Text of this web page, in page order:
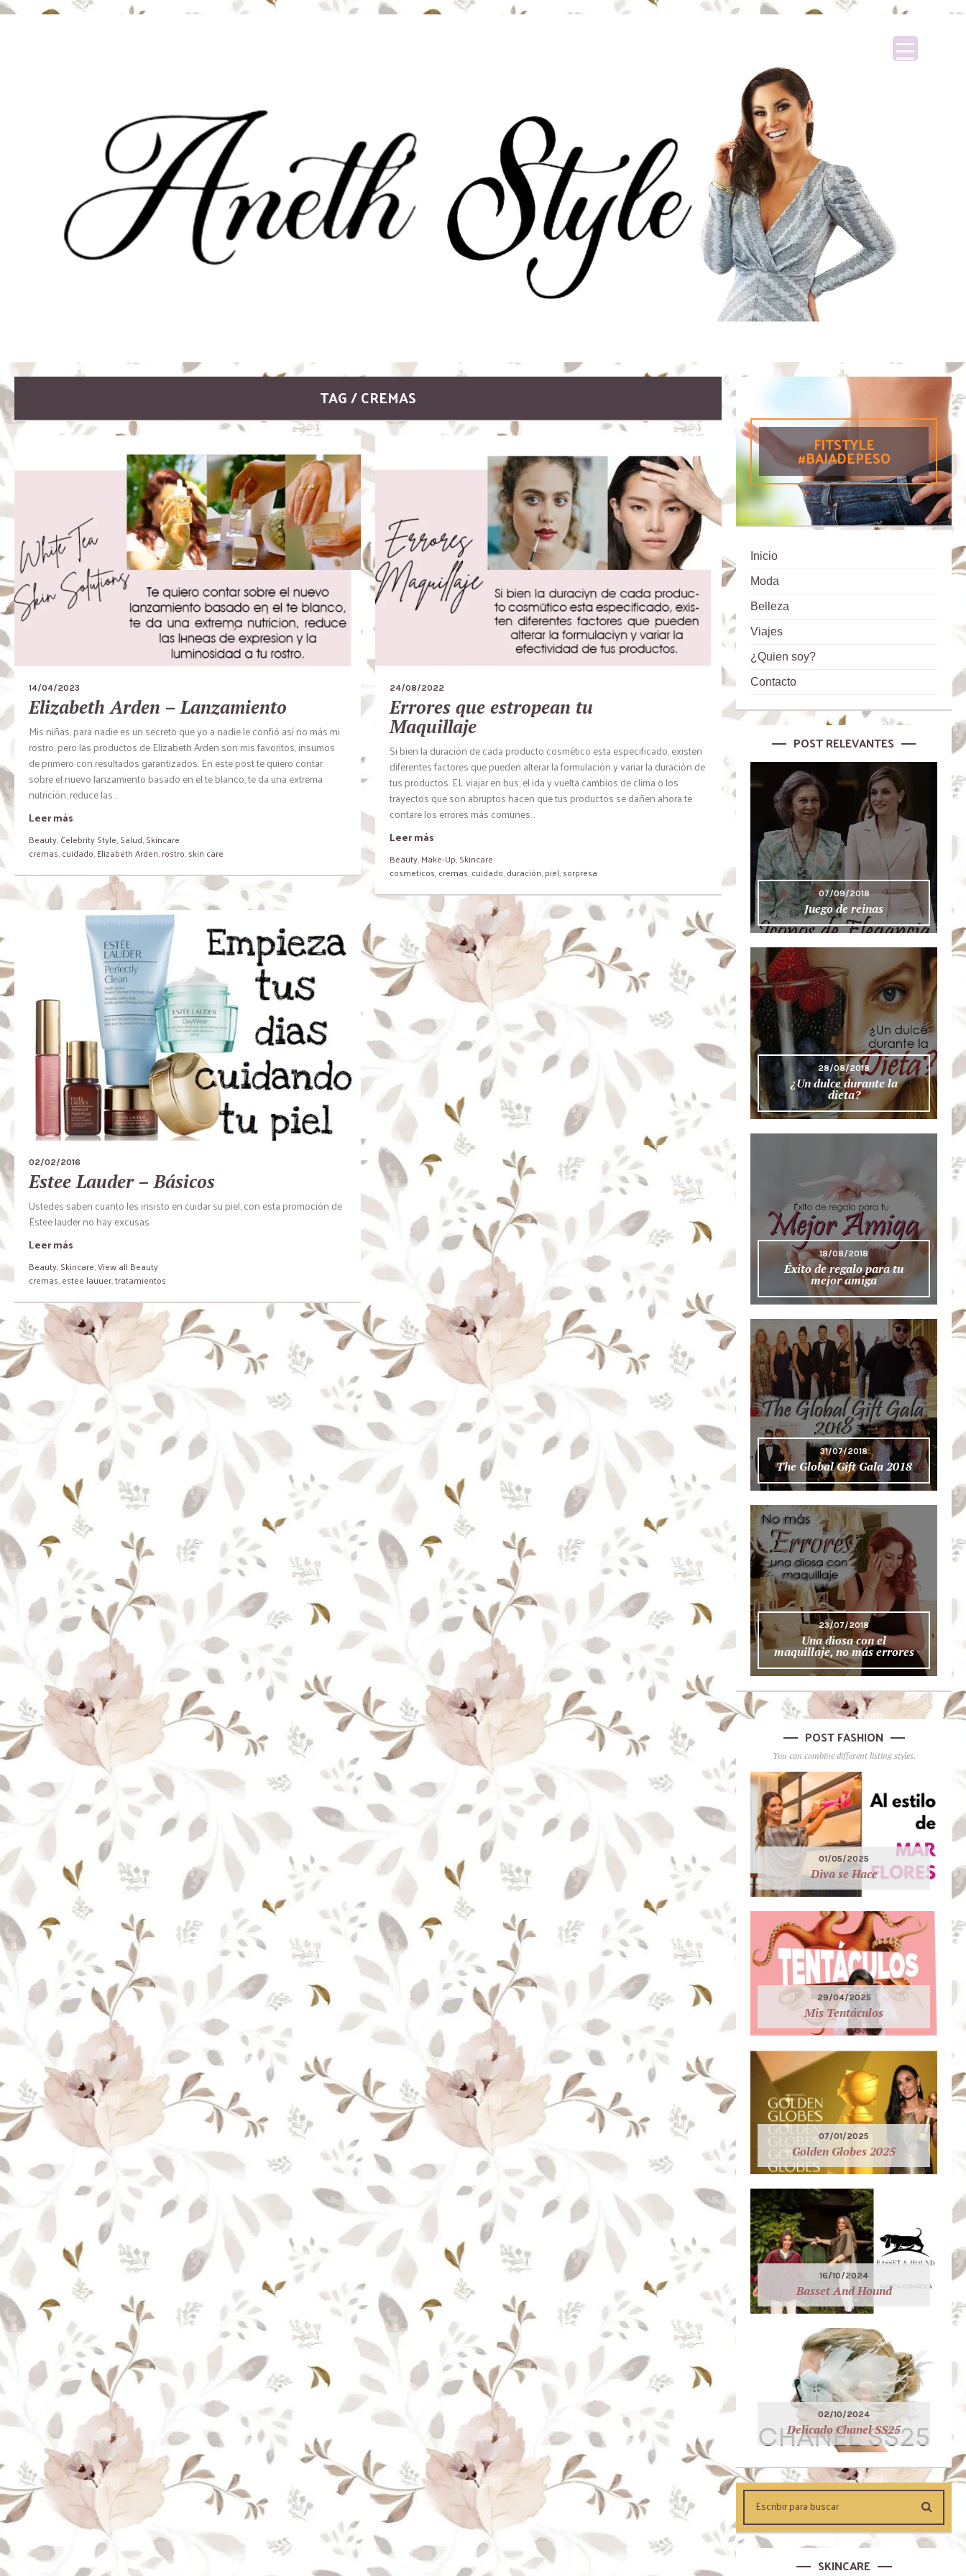
TAG / CREMAS
14/04/2023
Elizabeth Arden – Lanzamiento
Mis niñas, para nadie es un secreto que yo a nadie le confió así no más mi
rostro, pero las productos de Elizabeth Arden son mis favoritos, insumos
de primero con resultados garantizados. En este post te quiero contar
sobre el nuevo lanzamiento basado en el te blanco, te da una extrema
nutrición, reduce las...
Leer más
Beauty,Celebrity Style,Salud,Skincare
cremas,cuidado,Elizabeth Arden,rostro,skin care
24/08/2022
Errores que estropean tu
Maquillaje
Si bien la duración de cada producto cosmético esta especificado, existen
diferentes factores que pueden alterar la formulación y variar la duración de
tus productos. EL viajar en bus, el ida y vuelta cambios de clima o los
trayectos que son abruptos hacen que tus productos se dañen ahora te
contare los errores más comunes...
Leer más
Beauty,Make-Up,Skincare
cosmeticos,cremas,cuidado,duración,piel,sorpresa
02/02/2016
Estee Lauder – Básicos
Ustedes saben cuanto les insisto en cuidar su piel, con esta promoción de
Estee lauder no hay excusas
Leer más
Beauty,Skincare,View all Beauty
cremas,estee lauuer,tratamientos
FITSTYLE
#BAJADEPESO
Inicio
Moda
Belleza
Viajes
¿Quien soy?
Contacto
POST RELEVANTES
07/09/2018
Juego de reinas
28/08/2018
¿Un dulce durante la
dieta?
18/08/2018
Éxito de regalo para tu
mejor amiga
31/07/2018
The Global Gift Gala 2018
23/07/2018
Una diosa con el
maquillaje, no más errores
POST FASHION
You can combine different listing styles.
01/05/2025
Diva se Hace
29/04/2025
Mis Tentáculos
07/01/2025
Golden Globes 2025
16/10/2024
Basset And Hound
02/10/2024
Delicado Chanel SS25
SKINCARE